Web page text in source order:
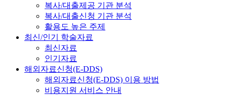
복사/대출제공 기관 분석
복사/대출신청 기관 분석
활용도 높은 주제
최신/인기 학술자료
최신자료
인기자료
해외자료신청(E-DDS)
해외자료신청(E-DDS) 이용 방법
비용지원 서비스 안내